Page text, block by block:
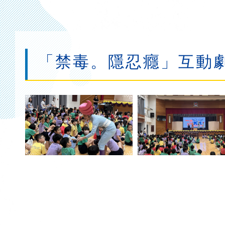
連
結
「禁毒。隱忍癮」互動